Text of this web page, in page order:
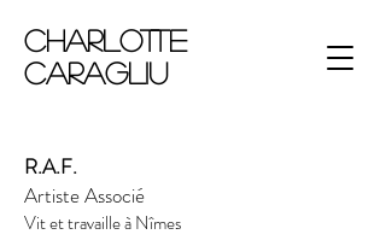
Charlotte
Caragliu
R.A.F.
Artiste Associé
Vit et travaille à Nîmes